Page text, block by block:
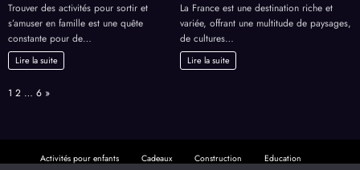
Trouver des activités pour sortir et
s’amuser en famille est une quête
constante pour de…
Lire la suite
La France est une destination riche et
variée, offrant une multitude de paysages,
de cultures…
Lire la suite
Page:
1 2 … 6 Next
»
Activités pour enfants Cadeaux Construction
Education